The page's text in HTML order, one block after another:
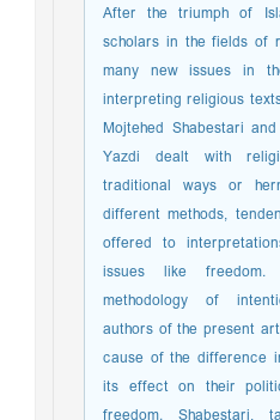
After the triumph of
scholars in the fields of
many new issues in
interpreting religious
Mojtehed Shabestari
Yazdi dealt with
traditional ways or
different methods,
offered to
issues like
methodology of
authors of the present
cause of the difference
its effect on their